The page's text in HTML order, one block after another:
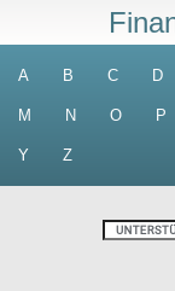
A B C D
M N O P
Y Z